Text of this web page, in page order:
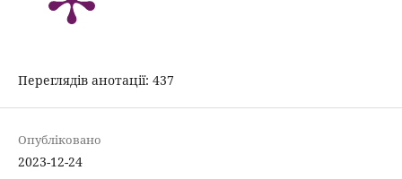
Переглядів анотації: 437
Опубліковано
2023-12-24